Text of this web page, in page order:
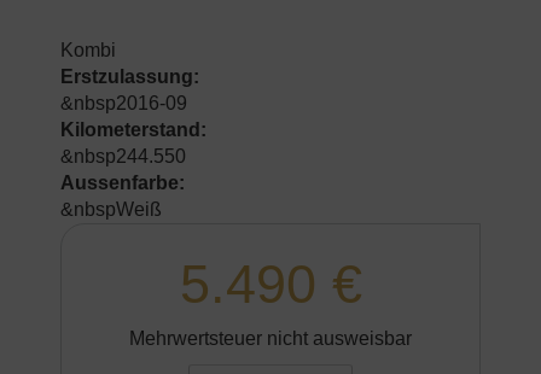
Kombi
Erstzulassung:
&nbsp2016-09
Kilometerstand:
&nbsp244.550
Aussenfarbe:
&nbspWeiß
5.490 €
Mehrwertsteuer nicht ausweisbar